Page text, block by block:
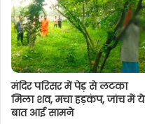
मंदिर परिसर में पेड़ से लटका
मिला शव, मचा हड़कंप, जांच में ये
बात आई सामने